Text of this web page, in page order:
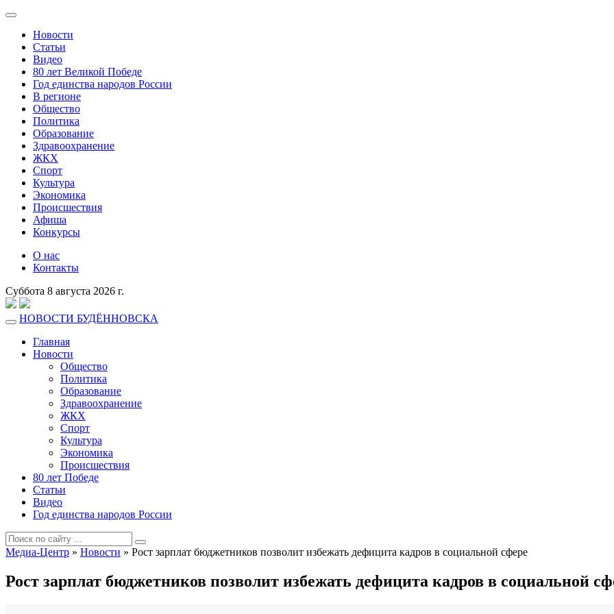
Новости
Статьи
Видео
80 лет Великой Победе
Год единства народов России
В регионе
Общество
Политика
Образование
Здравоохранение
ЖКХ
Спорт
Культура
Экономика
Происшествия
Афиша
Конкурсы
О нас
Контакты
Суббота 8 августа 2026 г.
НОВОСТИ БУДЁННОВСКА
Главная
Новости
Общество
Политика
Образование
Здравоохранение
ЖКХ
Спорт
Культура
Экономика
Происшествия
80 лет Победе
Статьи
Видео
Год единства народов России
Медиа-Центр » Новости » Рост зарплат бюджетников позволит избежать дефицита кадров в социальной сфере
Рост зарплат бюджетников позволит избежать дефицита кадров в социальной